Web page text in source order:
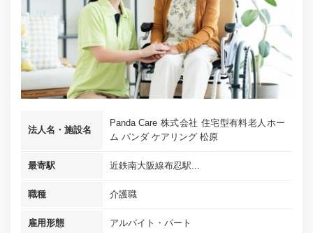
法人名・施設名
Panda Care 株式会社 住宅型有料老人ホー
ム パンダ ケアリング 松原
最寄駅 近鉄南大阪線布忍駅...
職種 介護職
雇用形態 アルバイト・パート